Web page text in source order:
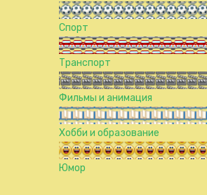
Спорт
Транспорт
Фильмы и анимация
Хобби и образование
Юмор